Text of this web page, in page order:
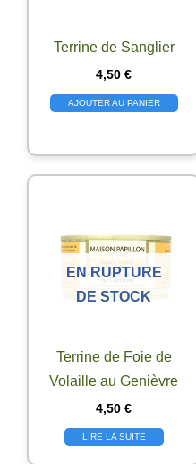
Terrine de Sanglier
4,50 €
AJOUTER AU PANIER
EN RUPTURE
DE STOCK
Terrine de Foie de
Volaille au Genièvre
4,50 €
LIRE LA SUITE